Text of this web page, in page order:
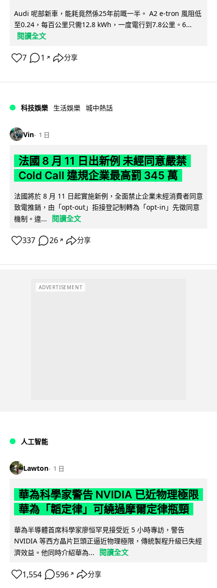
Audi 呢部新車，能耗竟然係25年前嘅一半。 A2 e-tron 風阻低
至0.24，每百公里只需12.8 kWh，一度電行到7.8公里。6...
閱讀全文
7 1 ↗ 分享
科技娛樂 生活娛樂 城中熱話
Vin 1 日
法國 8 月 11 日出新例 未經同意嚴禁
Cold Call 違規企業最高罰 345 萬
法國將於 8 月 11 日起實施新例，全面禁止企業未經消費者同意
致電推銷，由「opt-out」拒接登記制轉為「opt-in」先徵同意
機制。違...
閱讀全文
337 26 ↗ 分享
ADVERTISEMENT
人工智能
Lawton 1 日
華為科學家警告 NVIDIA 已近物理極限
華為「韜定律」可繞過摩爾定律瓶頸
華為半導體首席科學家廖恒罕見接受近 5 小時專訪，警告
NVIDIA 等西方晶片巨頭正逼近物理極限，傳統製程升級已失經
濟效益。他同時介紹華為...
閱讀全文
1,554 596 ↗ 分享